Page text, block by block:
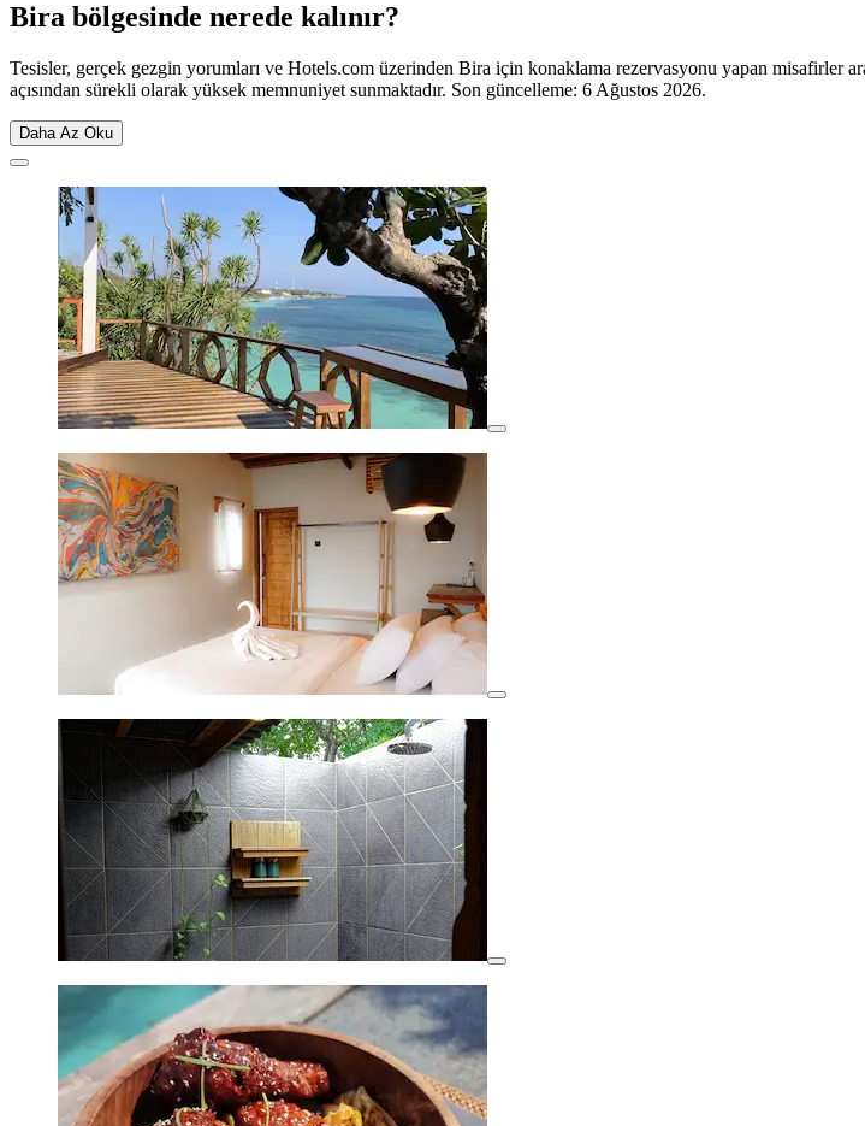
Bira bölgesinde nerede kalınır?
Tesisler, gerçek gezgin yorumları ve Hotels.com üzerinden Bira için konaklama rezervasyonu yapan
açısından sürekli olarak yüksek memnuniyet sunmaktadır. Son güncelleme: 6 Ağustos 2026.
Daha Az Oku